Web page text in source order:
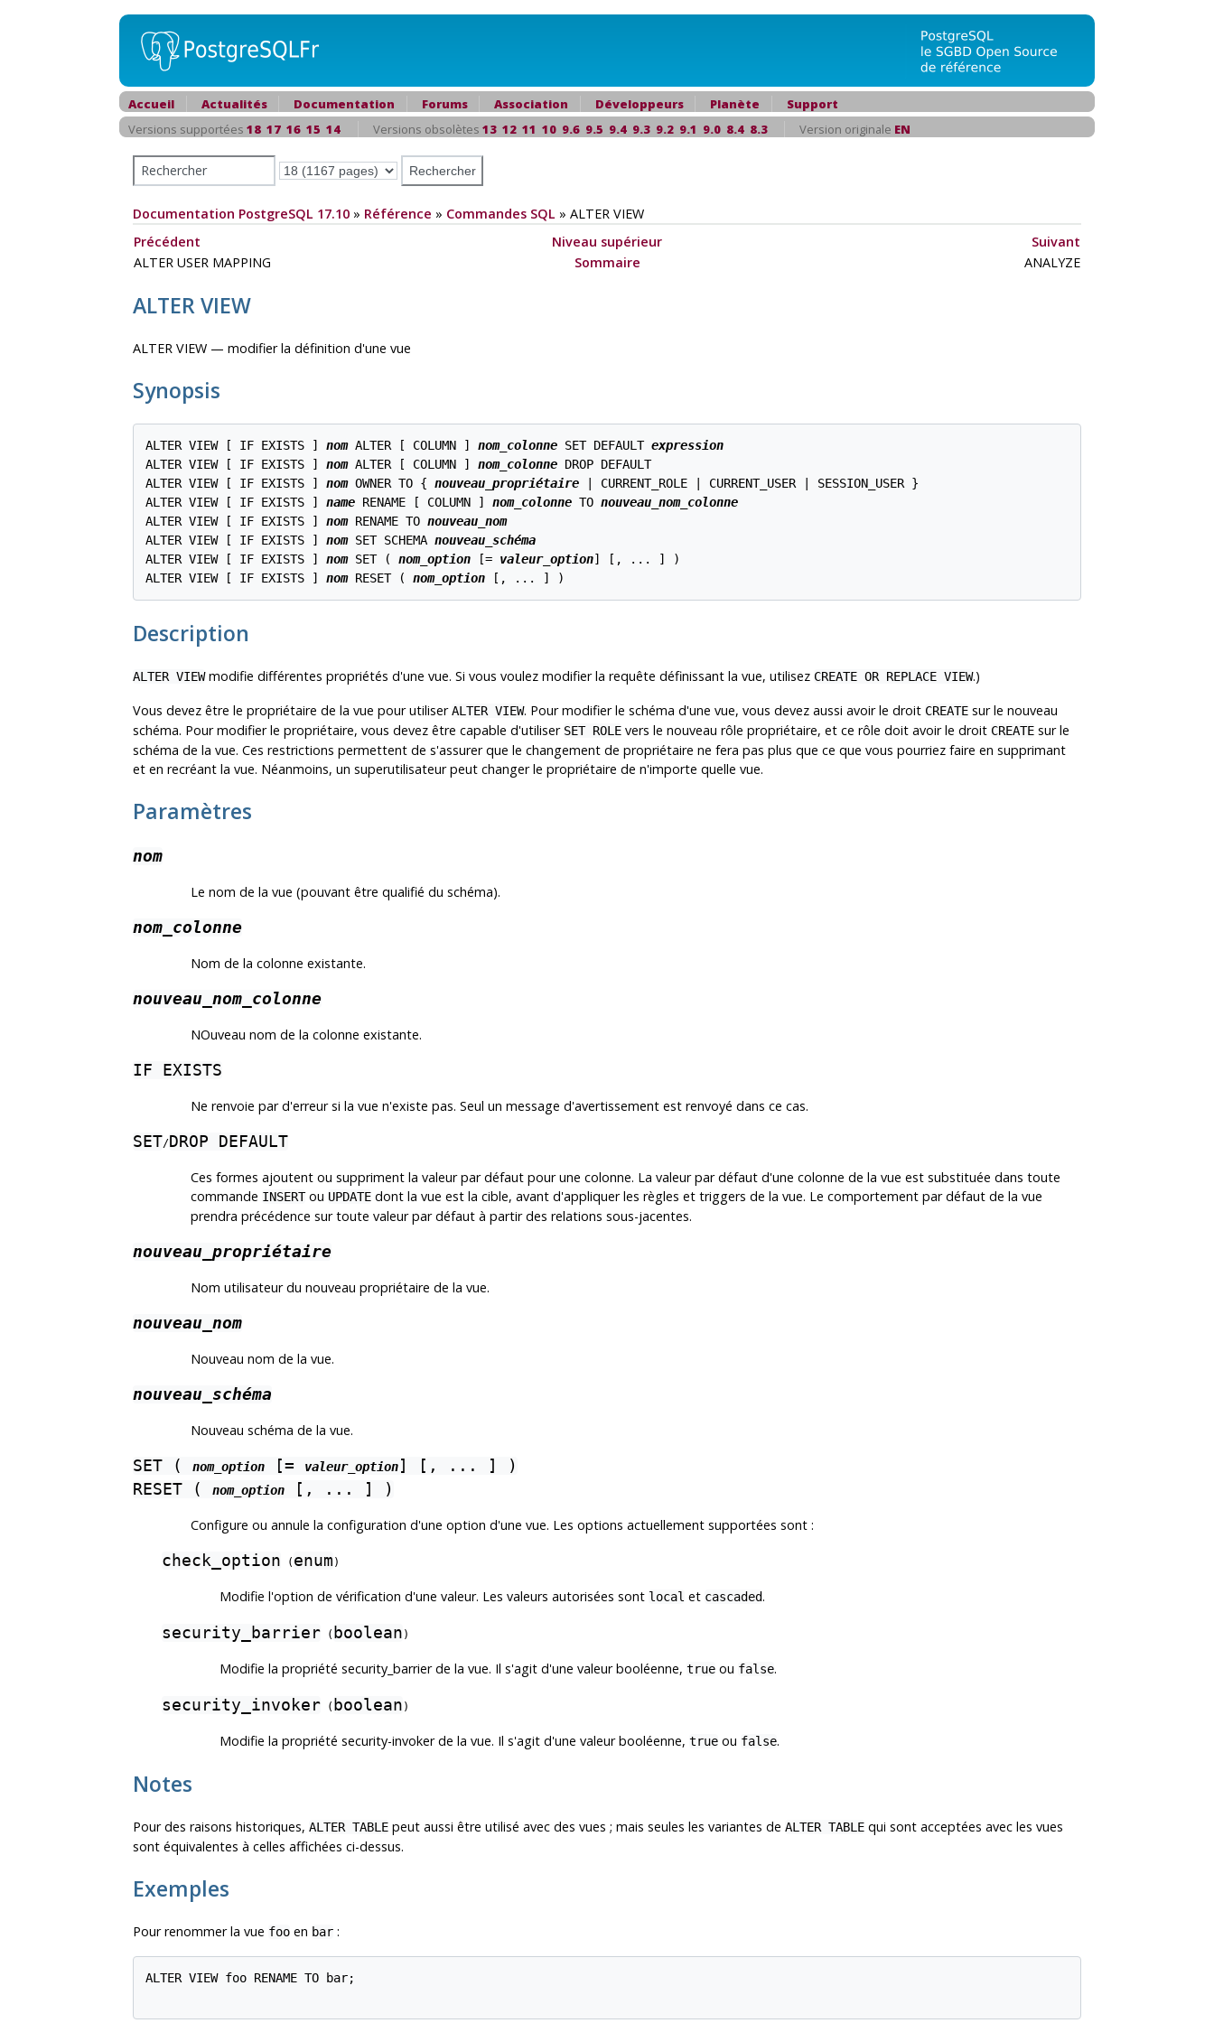
Accueil Actualités Documentation Forums Association Développeurs Planète
Support
Versions supportées 18 17 16 15 14 Versions obsolètes 13 12 11 10 9.6 9.5 9.4 9.3 9.2 9.1 9.0 8.4 8.3 Version originale EN
Documentation PostgreSQL 17.10 » Référence » Commandes SQL » ALTER VIEW
Précédent
Niveau supérieur
Suivant
ALTER USER MAPPING
Sommaire ANALYZE
ALTER VIEW
ALTER VIEW — modifier la définition d'une vue
Synopsis
ALTER VIEW [ IF EXISTS ] nom ALTER [ COLUMN ] nom_colonne SET DEFAULT expression
ALTER VIEW [ IF EXISTS ] nom ALTER [ COLUMN ] nom_colonne DROP DEFAULT
ALTER VIEW [ IF EXISTS ] nom OWNER TO { nouveau_propriétaire | CURRENT_ROLE | CURRENT_USER | SESSION_USER }
ALTER VIEW [ IF EXISTS ] name RENAME [ COLUMN ] nom_colonne TO nouveau_nom_colonne
ALTER VIEW [ IF EXISTS ] nom RENAME TO nouveau_nom
ALTER VIEW [ IF EXISTS ] nom SET SCHEMA nouveau_schéma
ALTER VIEW [ IF EXISTS ] nom SET ( nom_option [= valeur_option] [, ... ] )
ALTER VIEW [ IF EXISTS ] nom RESET ( nom_option [, ... ] )
Description
ALTER VIEWmodifie différentes propriétés d'une vue. Si vous voulez modifier la requête définissant la vue, utilisez CREATE OR REPLACE VIEW.)
Vous devez être le propriétaire de la vue pour utiliserALTER VIEW. Pour modifier le schéma d'une vue, vous devez aussi avoir le droit CREATE sur le nouveau
schéma. Pour modifier le propriétaire, vous devez être capable d'utiliser SET ROLE vers le nouveau rôle propriétaire, et ce rôle doit avoir le droit CREATE sur le
schéma de la vue. Ces restrictions permettent de s'assurer que le changement de propriétaire ne fera pas plus que ce que vous pourriez faire en supprimant
et en recréant la vue. Néanmoins, un superutilisateur peut changer le propriétaire de n'importe quelle vue.
Paramètres
nom
Le nom de la vue (pouvant être qualifié du schéma).
nom_colonne
Nom de la colonne existante.
nouveau_nom_colonne
NOuveau nom de la colonne existante.
IF EXISTS
Ne renvoie par d'erreur si la vue n'existe pas. Seul un message d'avertissement est renvoyé dans ce cas.
SET/ DROP DEFAULT
Ces formes ajoutent ou suppriment la valeur par défaut pour une colonne. La valeur par défaut d'une colonne de la vue est substituée dans toute
commande INSERTou UPDATE dont la vue est la cible, avant d'appliquer les règles et triggers de la vue. Le comportement par défaut de la vue
prendra précédence sur toute valeur par défaut à partir des relations sous-jacentes.
nouveau_propriétaire
Nom utilisateur du nouveau propriétaire de la vue.
nouveau_nom
Nouveau nom de la vue.
nouveau_schéma
Nouveau schéma de la vue.
SET ( nom_option [= valeur_option] [, ... ] )
RESET (
nom_option [, ... ] )
Configure ou annule la configuration d'une option d'une vue. Les options actuellement supportées sont :
check_option ( enum )
Modifie l'option de vérification d'une valeur. Les valeurs autorisées sont local et cascaded.
security_barrier ( boolean )
Modifie la propriété security_barrier de la vue. Il s'agit d'une valeur booléenne, true ou false.
security_invoker ( boolean )
Modifie la propriété security-invoker de la vue. Il s'agit d'une valeur booléenne, true ou false.
Notes
Pour des raisons historiques, ALTER TABLE peut aussi être utilisé avec des vues ; mais seules les variantes de ALTER TABLE qui sont acceptées avec les vues
sont équivalentes à celles affichées ci-dessus.
Exemples
Pour renommer la vue foo en bar :
ALTER VIEW foo RENAME TO bar;